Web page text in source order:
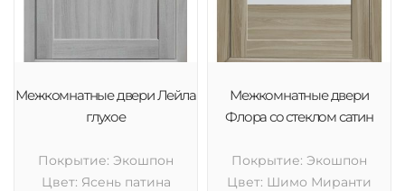
Межкомнатные двери Лейла
глухое
Покрытие: Экошпон
Цвет: Ясень патина
Межкомнатные двери
Флора со стеклом сатин
Покрытие: Экошпон
Цвет: Шимо Миранти